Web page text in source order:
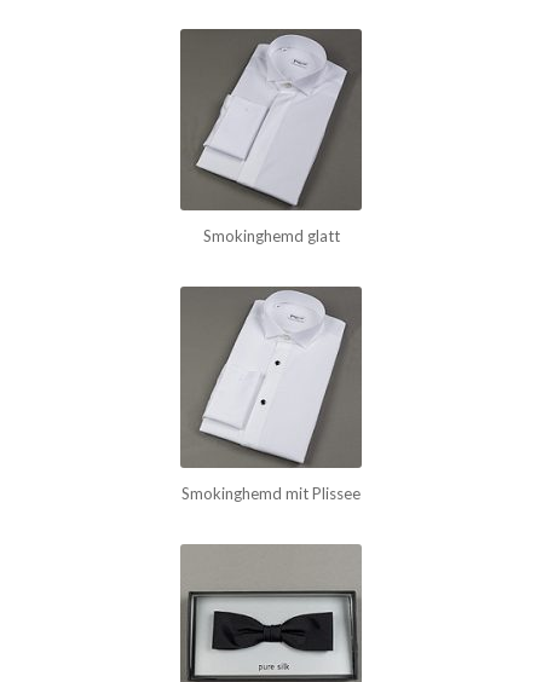
Smokinghemd glatt
Smokinghemd mit Plissee